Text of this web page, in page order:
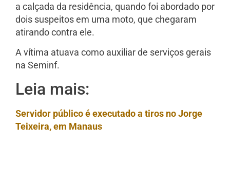
a calçada da residência, quando foi abordado por
dois suspeitos em uma moto, que chegaram
atirando contra ele.
A vítima atuava como auxiliar de serviços gerais
na Seminf.
Leia mais:
Servidor público é executado a tiros no Jorge
Teixeira, em Manaus